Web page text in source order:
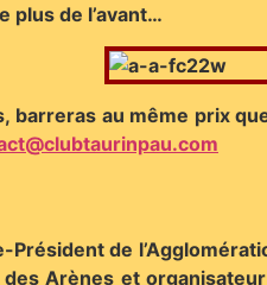
plus de l’avant…
barreras au même prix
de
Arènes et